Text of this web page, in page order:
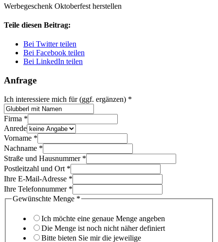
Werbegeschenk Oktoberfest herstellen
Teile diesen Beitrag:
Bei Twitter teilen
Bei Facebook teilen
Bei LinkedIn teilen
Anfrage
Ich interessiere mich für (ggf. ergänzen) *
Veredelung
Ihrem
und
Firma *
Anrede
Vorname *
Nachname *
Straße und Hausnummer *
Postleitzahl und Ort *
Ihre E-Mail-Adresse *
Ihre Telefonnummer *
Gewünschte Menge *
Ich möchte eine genaue Menge angeben
Die Menge ist noch nicht näher definiert
Bitte bieten Sie mir die jeweilige